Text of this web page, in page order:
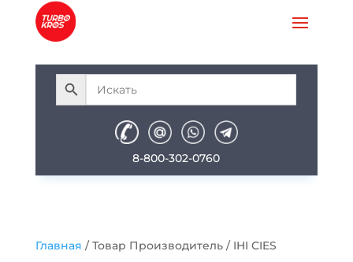
8-800-302-0760
Главная / Товар Производитель / IHI CIES